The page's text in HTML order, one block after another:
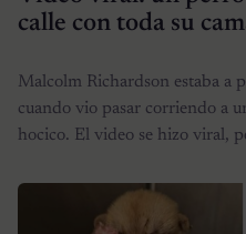
calle con toda su
Malcolm Richardson estaba a
cuando vio pasar corriendo a
hocico. El video se hizo viral,